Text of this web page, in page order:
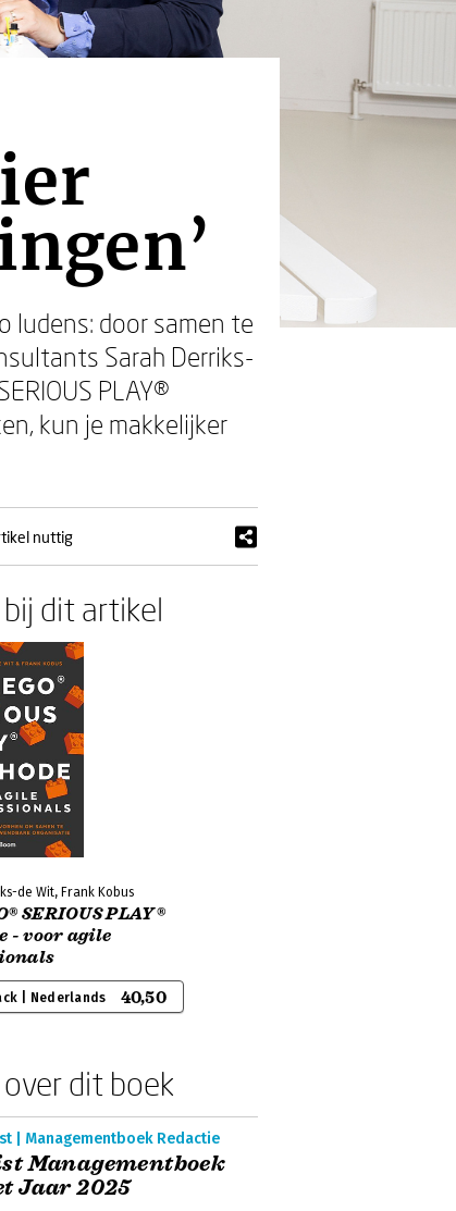
ludens: door samen te
Sarah Derriks-
PLAY®
kun je makkelijker
nuttig
dit artikel
de Wit, Frank Kobus
SERIOUS PLAY®
- voor agile
| Nederlands 40,50
dit boek
| Managementboek Redactie
Managementboek
Jaar 2025